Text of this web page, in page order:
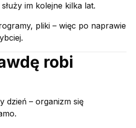
im kolejne kilka lat.
pliki – więc po naprawie
robi
dzień – organizm się